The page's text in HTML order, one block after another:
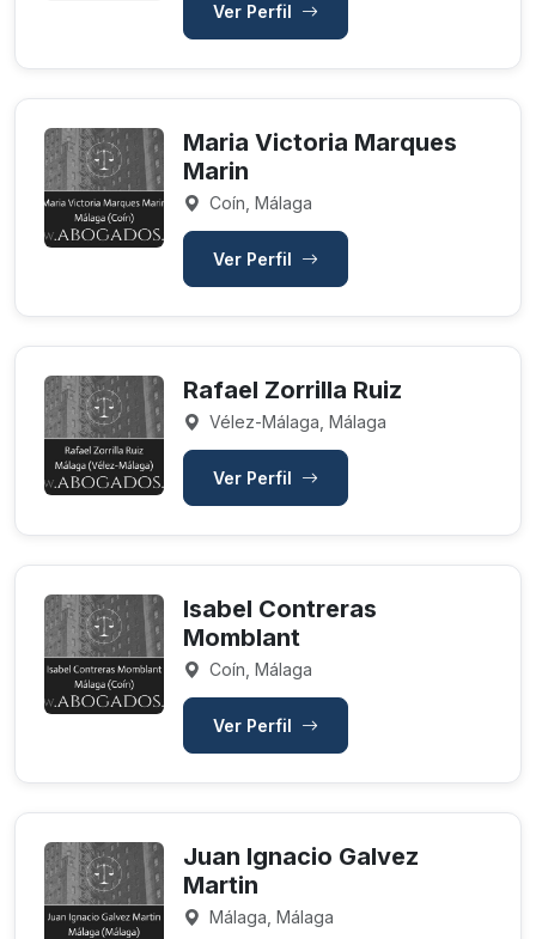
Ver Perfil
Maria Victoria Marques
Marin
Coín, Málaga
Ver Perfil
Rafael Zorrilla Ruiz
Vélez-Málaga, Málaga
Ver Perfil
Isabel Contreras
Momblant
Coín, Málaga
Ver Perfil
Juan Ignacio Galvez
Martin
Málaga, Málaga